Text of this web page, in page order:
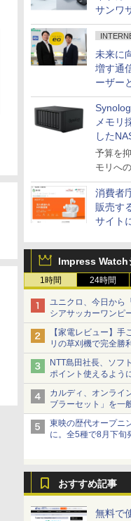
サンワ
未来に
増す通
ーザー
の“あ
る～オ
メモリ
した
neo+」
予算を
モリへ
消費者
販売す
サイト
Impress Watch
1時間 24時間
ユニクロ、今日から
シアサッカーワンピ
ショーツは1990円に
【家電レビュー】手
リの草刈機で完全
NTT島田社長、ソフ
ポイント使えるよう
カルディ、オンライ
ブラーセット」を一
当選無効分
東映の歴代オープニ
に。全5種で8月下旬
おすすめ記事
無料で